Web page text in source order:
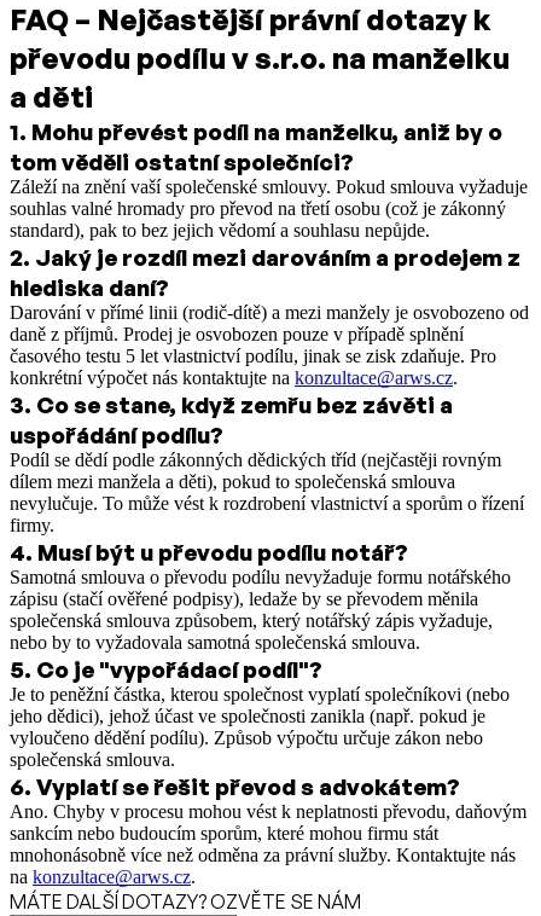
FAQ – Nejčastější právní dotazy k
převodu podílu v s.r.o. na manželku
a děti
1. Mohu převést podíl na manželku, aniž by o
tom věděli ostatní společníci?
Záleží na znění vaší společenské smlouvy. Pokud smlouva vyžaduje
souhlas valné hromady pro převod na třetí osobu (což je zákonný
standard), pak to bez jejich vědomí a souhlasu nepůjde.
2. Jaký je rozdíl mezi darováním a prodejem z
hlediska daní?
Darování v přímé linii (rodič-dítě) a mezi manžely je osvobozeno od
daně z příjmů. Prodej je osvobozen pouze v případě splnění
časového testu 5 let vlastnictví podílu, jinak se zisk zdaňuje. Pro
konkrétní výpočet nás kontaktujte na konzultace@arws.cz.
3. Co se stane, když zemřu bez závěti a
uspořádání podílu?
Podíl se dědí podle zákonných dědických tříd (nejčastěji rovným
dílem mezi manžela a děti), pokud to společenská smlouva
nevylučuje. To může vést k rozdrobení vlastnictví a sporům o řízení
firmy.
4. Musí být u převodu podílu notář?
Samotná smlouva o převodu podílu nevyžaduje formu notářského
zápisu (stačí ověřené podpisy), ledaže by se převodem měnila
společenská smlouva způsobem, který notářský zápis vyžaduje,
nebo by to vyžadovala samotná společenská smlouva.
5. Co je "vypořádací podíl"?
Je to peněžní částka, kterou společnost vyplatí společníkovi (nebo
jeho dědici), jehož účast ve společnosti zanikla (např. pokud je
vyloučeno dědění podílu). Způsob výpočtu určuje zákon nebo
společenská smlouva.
6. Vyplatí se řešit převod s advokátem?
Ano. Chyby v procesu mohou vést k neplatnosti převodu, daňovým
sankcím nebo budoucím sporům, které mohou firmu stát
mnohonásobně více než odměna za právní služby. Kontaktujte nás
na konzultace@arws.cz.
MÁTE DALŠÍ DOTAZY? OZVĚTE SE NÁM